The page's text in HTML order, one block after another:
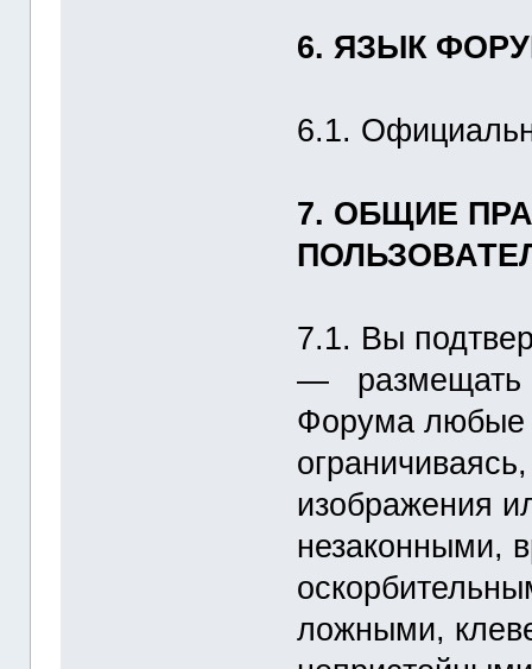
6. ЯЗЫК
6.1.
7. ОБЩИЕ
7.1. Вы
― размещать
Форума любые
изображения
незаконными,
ложными,